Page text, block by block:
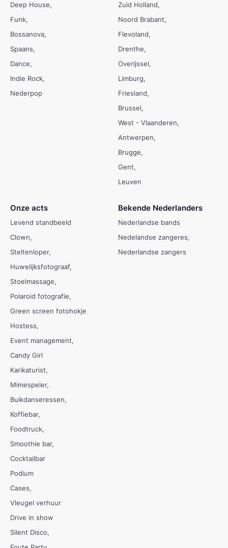
Deep House
Funk
Bossanova
Spaans
Dance
Indie Rock
Nederpop
Zuid Holland
Noord Brabant
Flevoland
Drenthe
Overijssel
Limburg
Friesland
Brussel
West - Vlaanderen
Antwerpen
Brugge
Gent
Leuven
Onze acts
Levend standbeeld
Clown
Steltenloper
Huwelijksfotograaf
Stoelmassage
Polaroid fotografie
Green screen fotohokje
Hostess
Event management
Candy Girl
Karikaturist
Mimespeler
Buikdanseressen
Koffiebar
Foodtruck
Smoothie bar
Cocktailbar
Podium
Cases
Vleugel verhuur
Drive in show
Silent Disco
Bekende Nederlanders
Nederlandse bands
Nedelandse zangeres
Nederlandse zangers